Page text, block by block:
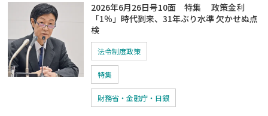
2026年6月26日号10面 特集 政策金利
「1％」時代到来、31年ぶり水準 欠かせぬ点
検
法令制度政策
特集
財務省・金融庁・日銀